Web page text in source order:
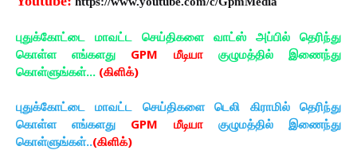
புதுக்கோட்டை மாவட்ட செய்திகளை வாட்ஸ் அப்பில் தெரிந்து
கொள்ள எங்களது GPM மீடியாகுழுமத்தில் இணைந்து
கொள்ளுங்கள்... (கிளிக்)
புதுக்கோட்டை மாவட்ட செய்திகளை டெலி கிராமில் தெரிந்து
கொள்ள எங்களது GPM மீடியாகுழுமத்தில் இணைந்து
கொள்ளுங்கள்..(கிளிக்)